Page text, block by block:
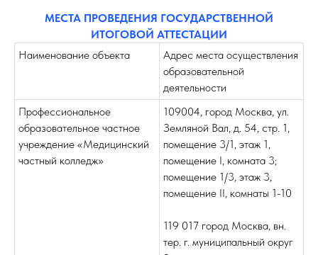
МЕСТА ПРОВЕДЕНИЯ ГОСУДАРСТВЕННОЙ
ИТОГОВОЙ АТТЕСТАЦИИ
Наименование объекта
Адрес места осуществления
образовательной
деятельности
Профессиональное
образовательное частное
учреждение «Медицинский
частный колледж»
109004, город Москва, ул.
Земляной Вал, д. 54, стр. 1,
помещение 3/1, этаж 1,
помещение I, комната 3;
помещение 1/3, этаж 3,
помещение II, комнаты 1-10
119 017 город Москва, вн.
тер. г. муниципальный округ